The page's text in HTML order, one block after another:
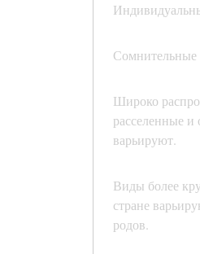
Широко
расселенные
варьируют.
Виды более
стране
родов.